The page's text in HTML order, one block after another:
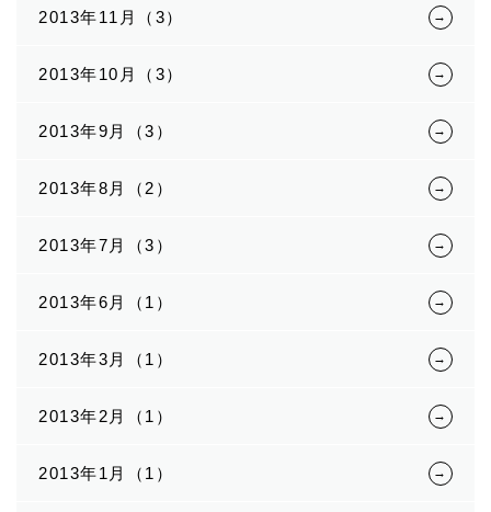
2013年11月（3）
2013年10月（3）
2013年9月（3）
2013年8月（2）
2013年7月（3）
2013年6月（1）
2013年3月（1）
2013年2月（1）
2013年1月（1）